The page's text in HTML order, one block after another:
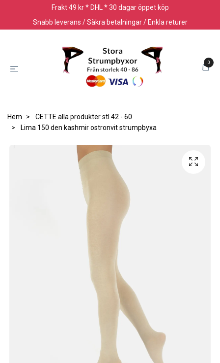
Frakt 49 kr * DHL * 30 dagar öppet köp
Snabb leverans / Säkra betalningar / Enkla returer
0
Hem
CETTE alla produkter stl 42 - 60
Lima 150 den kashmir ostronvit strumpbyxa